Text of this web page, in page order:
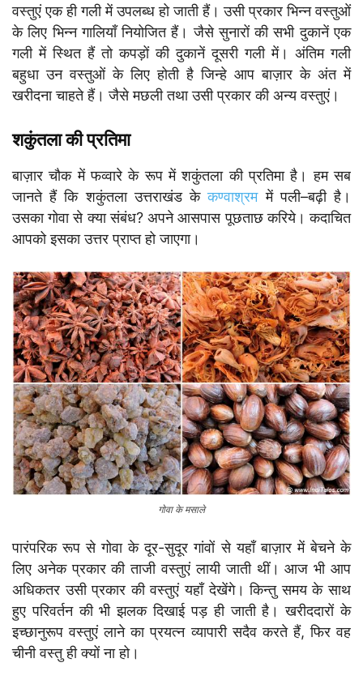
वस्तुएं एक ही गली में उपलब्ध हो जाती हैं। उसी प्रकार भिन्न वस्तुओं
के लिए भिन्न गालियाँ नियोजित हैं। जैसे सुनारों की सभी दुकानें एक
गली में स्थित हैं तो कपड़ों की दुकानें दूसरी गली में। अंतिम गली
बहुधा उन वस्तुओं के लिए होती है जिन्हे आप बाज़ार के अंत में
खरीदना चाहते हैं। जैसे मछली तथा उसी प्रकार की अन्य वस्तुएं।
शकुंतला की प्रतिमा
बाज़ार चौक में फव्वारे के रूप में शकुंतला की प्रतिमा है। हम सब
जानते हैं कि शकुंतला उत्तराखंड केकण्वाश्रममें पली–बढ़ी है।
उसका गोवा से क्या संबंध? अपने आसपास पूछताछ करिये। कदाचित
आपको इसका उत्तर प्राप्त हो जाएगा।
गोवा के मसाले
पारंपरिक रूप से गोवा के दूर-सुदूर गांवों से यहाँ बाज़ार में बेचने के
लिए अनेक प्रकार की ताजी वस्तुएं लायी जाती थीं। आज भी आप
अधिकतर उसी प्रकार की वस्तुएं यहाँ देखेंगे। किन्तु समय के साथ
हुए परिवर्तन की भी झलक दिखाई पड़ ही जाती है। खरीददारों के
इच्छानुरूप वस्तुएं लाने का प्रयत्न व्यापारी सदैव करते हैं, फिर वह
चीनी वस्तु ही क्यों ना हो।